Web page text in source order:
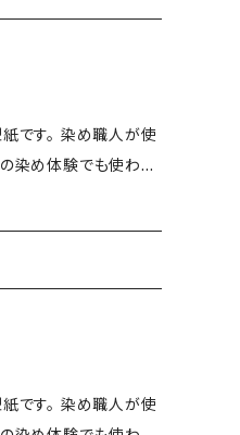
型紙を使っても手作
です。 染め職人が使
染め体験でも使われ
りが乾いたところ
型紙を使っても手作
です。 染め職人が使